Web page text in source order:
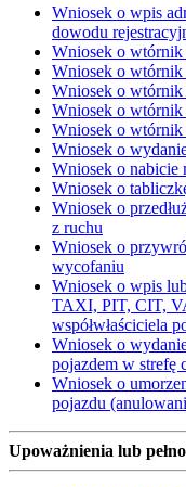
Wniosek o wpis
dowodu
Wniosek o wtórnik
Wniosek o wtórnik
Wniosek o wtórnik
Wniosek o wtórnik
Wniosek o wtórnik
Wniosek o
Wniosek o nabicie
Wniosek o
Wniosek o
z ruchu
Wniosek o
wycofaniu
Wniosek o wpis
TAXI, PIT, CIT,
współwłaściciela
Wniosek o
pojazdem w strefę
Wniosek o
pojazdu
Upoważnienia lub